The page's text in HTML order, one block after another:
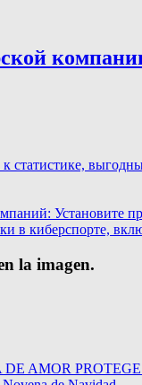
статистике,
Установите
в киберспорте,
la imagen.
AMOR